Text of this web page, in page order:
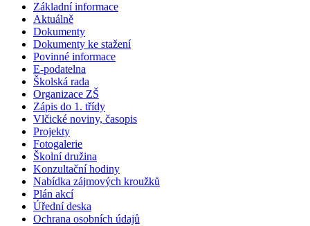
Základní informace
Aktuálně
Dokumenty
Dokumenty ke stažení
Povinné informace
E-podatelna
Školská rada
Organizace ZŠ
Zápis do 1. třídy
Vlčické noviny, časopis
Projekty
Fotogalerie
Školní družina
Konzultační hodiny
Nabídka zájmových kroužků
Plán akcí
Úřední deska
Ochrana osobních údajů